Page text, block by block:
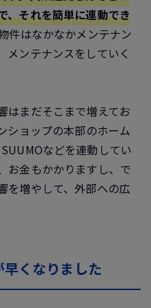
、それを簡単に連動でき
件はなかなかメンテナン
メンテナンスをしていく
はまだそこまで増えてお
ショップの本部のホーム
などを連動してい
お金もかかりますし、で
を増やして、外部への広
くなりました